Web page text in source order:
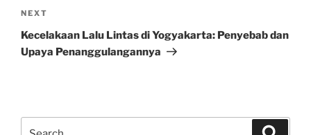
Next
Post
NEXT
Kecelakaan Lalu Lintas di Yogyakarta: Penyebab dan
Upaya Penanggulangannya